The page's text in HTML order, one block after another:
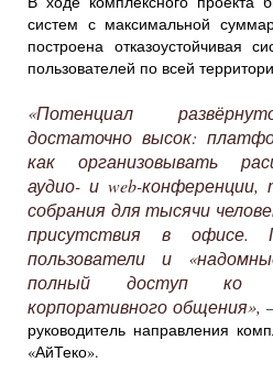
систем с максимальной
построена отказоустойчивая
пользователей по всей
«Потенциал
достаточно высок:
как организовывать
аудио- и web-
собрания для тысячи
присутствия в офисе.
пользователи и
полный доступ ко
корпоративного общения», –
руководитель направления
«АйТеко».